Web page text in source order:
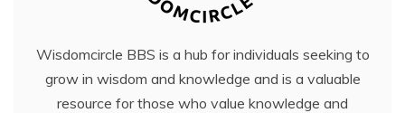
Wisdomcircle BBS is a hub for individuals seeking to
grow in wisdom and knowledge and is a valuable
resource for those who value knowledge and